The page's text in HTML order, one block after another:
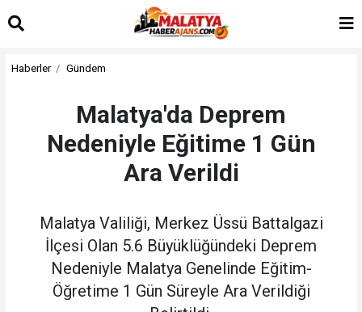
Haberler Gündem
Malatya'da Deprem
Nedeniyle Eğitime 1 Gün
Ara Verildi
Malatya Valiliği, Merkez Üssü Battalgazi
İlçesi Olan 5.6 Büyüklüğündeki Deprem
Nedeniyle Malatya Genelinde Eğitim-
Öğretime 1 Gün Süreyle Ara Verildiği